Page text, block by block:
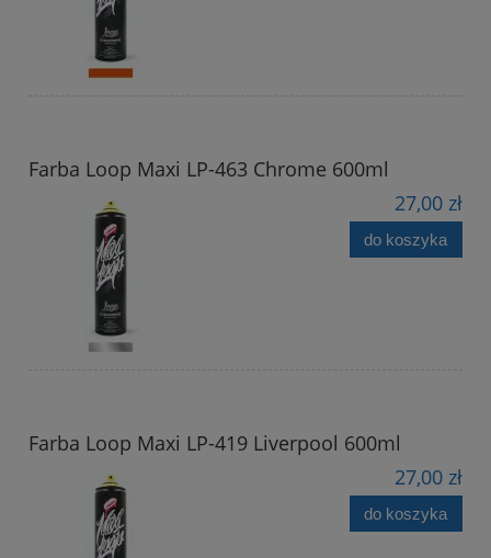
Farba Loop Maxi LP-463 Chrome 600ml
27,00 zł
do koszyka
Farba Loop Maxi LP-419 Liverpool 600ml
27,00 zł
do koszyka